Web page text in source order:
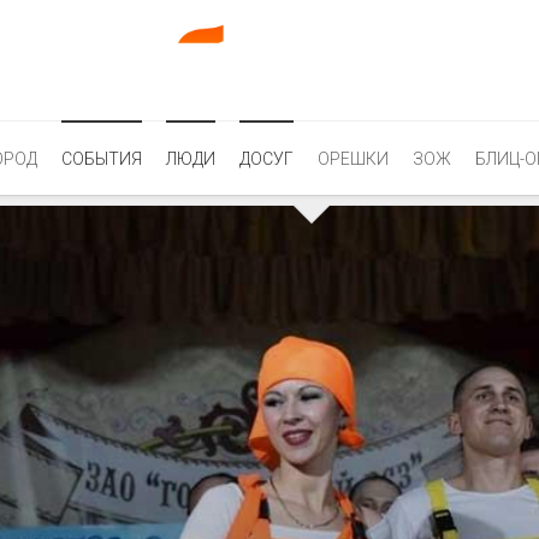
СОБЫТИЯ ЛЮДИ ДОСУГ ОРЕШКИ ЗОЖ БЛИЦ-